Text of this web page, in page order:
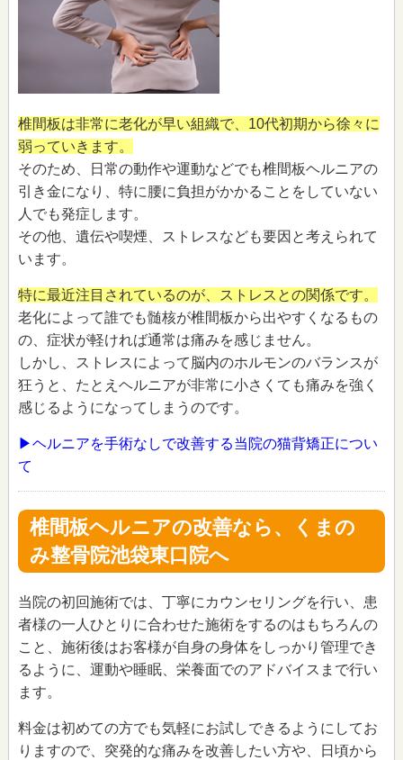
椎間板は非常に老化が早い組織で、10代初期から徐々に
弱っていきます。
そのため、日常の動作や運動などでも椎間板ヘルニアの
引き金になり、特に腰に負担がかかることをしていない
人でも発症します。
その他、遺伝や喫煙、ストレスなども要因と考えられて
います。
特に最近注目されているのが、ストレスとの関係です。
老化によって誰でも髄核が椎間板から出やすくなるもの
の、症状が軽ければ通常は痛みを感じません。
しかし、ストレスによって脳内のホルモンのバランスが
狂うと、たとえヘルニアが非常に小さくても痛みを強く
感じるようになってしまうのです。
▶ヘルニアを手術なしで改善する当院の猫背矯正につい
て
椎間板ヘルニアの改善なら、くまの
み整骨院池袋東口院へ
当院の初回施術では、丁寧にカウンセリングを行い、患
者様の一人ひとりに合わせた施術をするのはもちろんの
こと、施術後はお客様が自身の身体をしっかり管理でき
るように、運動や睡眠、栄養面でのアドバイスまで行い
ます。
料金は初めての方でも気軽にお試しできるようにしてお
りますので、突発的な痛みを改善したい方や、日頃から